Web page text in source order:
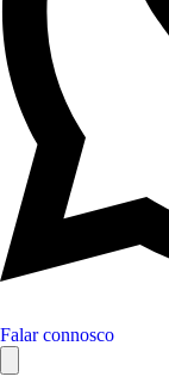
Falar connosco